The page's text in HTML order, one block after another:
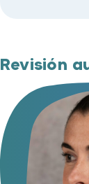
Revisión